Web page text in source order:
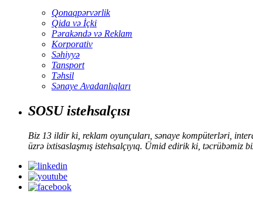
Qonaqpərvərlik
Qida və İçki
Pərakəndə və Reklam
Korporativ
Səhiyyə
Tansport
Təhsil
Sənaye Avadanlıqları
SOSU istehsalçısı
Biz 13 ildir ki, reklam oyunçuları, sənaye kompüterləri,
üzrə ixtisaslaşmış istehsalçıyıq. Ümid edirik ki, təcrübəmiz